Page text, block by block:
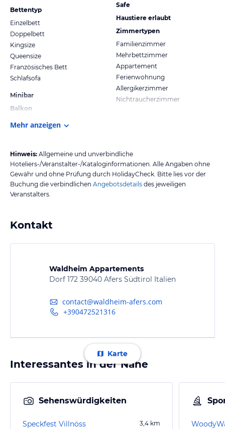
Bettentyp
Einzelbett
Doppelbett
Kingsize
Queensize
Französisches Bett
Schlafsofa
Minibar
Balkon
Safe
Haustiere erlaubt
Zimmertypen
Familienzimmer
Mehrbettzimmer
Appartement
Ferienwohnung
Allergikerzimmer
Nichtraucherzimmer
Mehr anzeigen
Hinweis: Allgemeine und unverbindliche
Hoteliers-/Veranstalter-/Kataloginformationen. Alle Angaben ohne
Gewähr und ohne Prüfung durch HolidayCheck. Bitte lies vor der
Buchung die verbindlichen Angebotsdetails des jeweiligen
Veranstalters.
Kontakt
Waldheim Appartements
Dorf 172 39040 Afers Südtirol Italien
contact@waldheim-afers.com
+390472521316
Karte
Interessantes in der Nähe
Sehenswürdigkeiten
Speckfest Villnöss 3,4 km